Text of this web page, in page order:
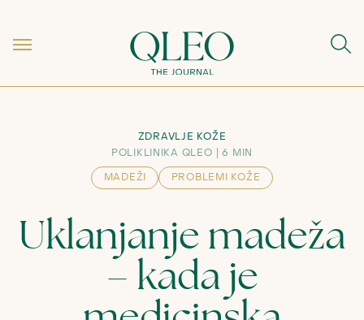
ZDRAVLJE KOŽE
POLIKLINIKA QLEO
6 MIN
MADEŽI
PROBLEMI KOŽE
Uklanjanje madeža
– kada je